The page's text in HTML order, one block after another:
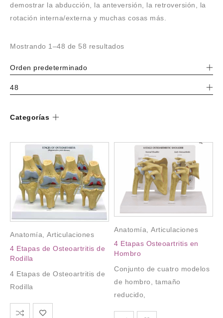
demostrar la abducción, la anteversión, la retroversión, la
rotación interna/externa y muchas cosas más.
Mostrando 1–48 de 58 resultados
Orden predeterminado
48
Categorías
Anatomía, Articulaciones
4 Etapas de Osteoartritis de
Rodilla
4 Etapas de Osteoartritis de
Rodilla
Anatomía
Articulaciones
4 Etapas Osteoartritis en
Hombro
Conjunto de cuatro modelos
de hombro, tamaño
reducido,